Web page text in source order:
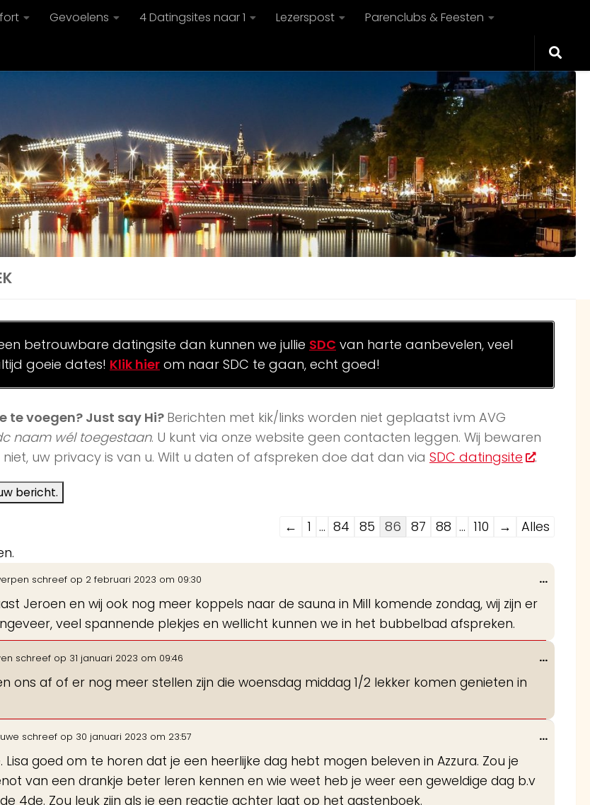
Gevoelens 4 Datingsites naar 1 Lezerspost Parenclubs & Feesten
betrouwbare datingsite dan kunnen we jullie SDC van harte aanbevelen, veel
goeie dates! Klik hier om naar SDC te gaan, echt goed!
te voegen? Just say Hi? Berichten met kik/links worden niet geplaatst ivm AVG
naam wél toegestaan. U kunt via onze website geen contacten leggen. Wij bewaren
uw privacy is van u. Wilt u daten of afspreken doe dat dan via SDC datingsite .
Navigatie
de
lijst
← 1 ... 84 85 86 87 88 ... 110 →
Alles
schreef op 2 februari 2023 om 09:30
Jeroen en wij ook nog meer koppels naar de sauna in Mill komende zondag, wij zijn er
veel spannende plekjes en wellicht kunnen we in het bubbelbad afspreken.
...Wissel
schreef op 31 januari 2023 om 09:46
ons af of er nog meer stellen zijn die woensdag middag 1/2 lekker komen genieten in
...Wissel
schreef op 30 januari 2023 om 23:57
Lisa goed om te horen dat je een heerlijke dag hebt mogen beleven in Azzura. Zou je
van een drankje beter leren kennen en wie weet heb je weer een geweldige dag b.v
4de. Zou leuk zijn als je een reactie achter laat op het gastenboek.
...Wissel